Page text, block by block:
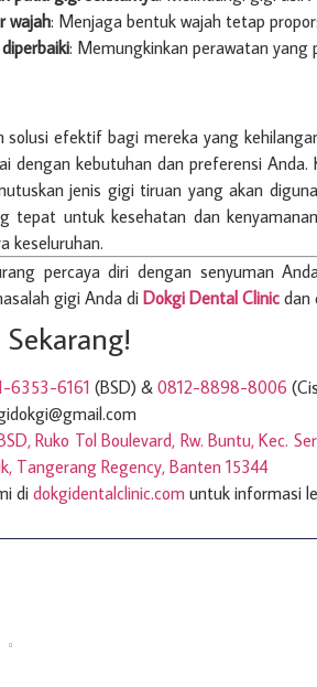
wajah: Menjaga bentuk wajah tetap
: Memungkinkan perawatan yang
solusi efektif bagi mereka yang
dengan kebutuhan dan preferensi
jenis gigi tiruan yang akan
tepat untuk kesehatan dan
keseluruhan.
percaya diri dengan senyuman
gigi Anda di Dokgi Dental Clinic dan
6353-6161 (BSD) & 0812-8898-8006
Ruko Tol Boulevard, Rw. Buntu, Kec.
Tangerang Regency, Banten 15344
di dokgidentalclinic.com untuk informasi